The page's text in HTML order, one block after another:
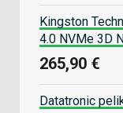
Kingston
4.0 NVMe 3D
265,90 €
Datatronic